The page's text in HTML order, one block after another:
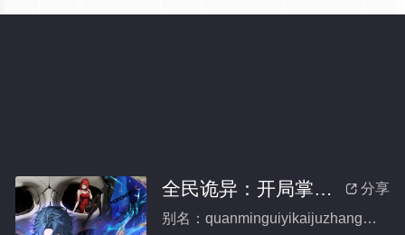
 分享
全民诡异：开局掌握零元购·动态漫画
别名：quanminguiyikaijuzhangwolingyuangoudongtaimanhua